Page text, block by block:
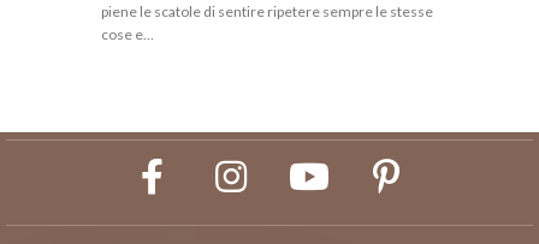
piene le scatole di sentire ripetere sempre le stesse
cose e…